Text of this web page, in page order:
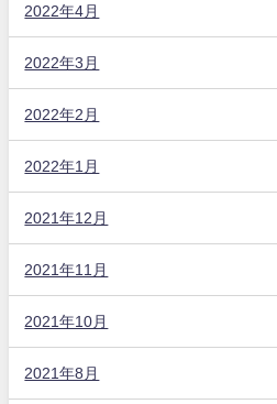
2022年4月
2022年3月
2022年2月
2022年1月
2021年12月
2021年11月
2021年10月
2021年8月